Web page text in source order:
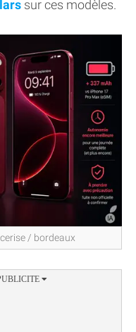
sur ces modèles.
/ bordeaux